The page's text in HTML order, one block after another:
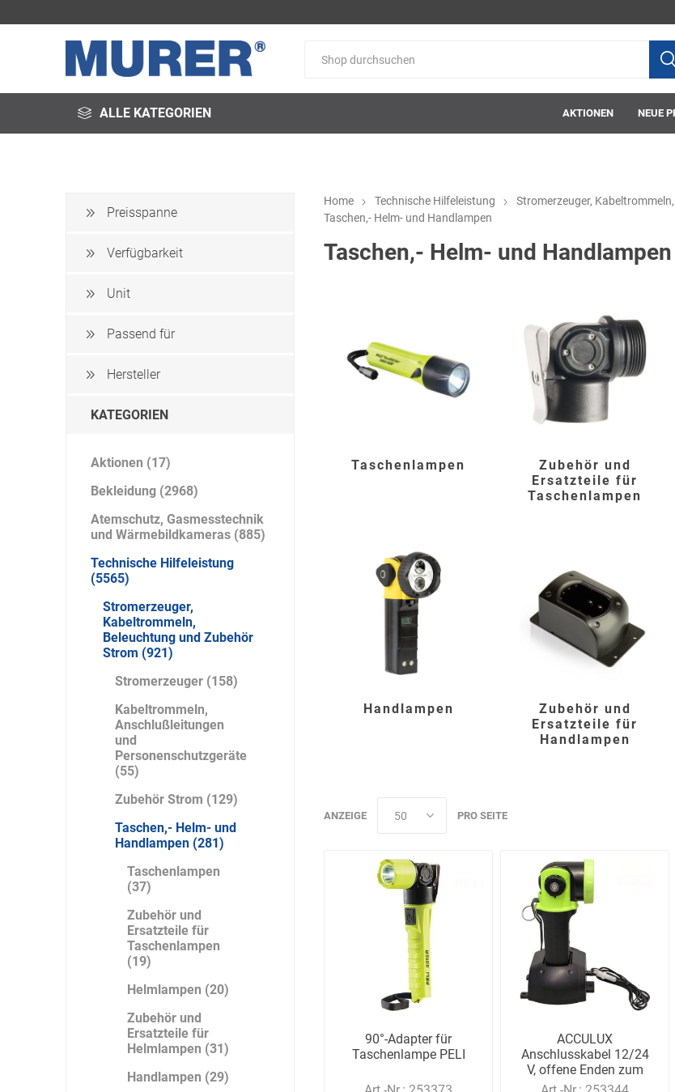
ALLE KATEGORIEN AKTIONEN NEUE
Arbeitsschutz
Alwit Asatex
automess AWG
Bako
Logistiksysteme
Beal Bender Beos Bieri
Bito Boorberg BOSCH
dreinaht
Bunkowski Bussard Büttner
Cer112 comazo contradis CRANE®
DIEFLEX Dietrich & Co.
Dirk van de
Renne
Domeyer
Home Technische Hilfeleistung
Stromerzeuger,
Taschen,- Helm- und Handlampen
Taschen,- Helm- und Handlampen
Taschenlampen
Zubehör und
Ersatzteile für
Taschenlampen
Handlampen
Zubehör und
Ersatzteile für
Handlampen
ANZEIGE PRO SEITE
90°-Adapter für
Taschenlampe PELI
ACCULUX
Anschlusskabel 12/24
V, offene Enden zum
Festanschluss
Preisspanne
Verfügbarkeit
Unit
Passend für
Hersteller
KATEGORIEN
Aktionen (17)
Bekleidung (2968)
Atemschutz, Gasmesstechnik
und Wärmebildkameras (885)
Technische Hilfeleistung
(5565)
Stromerzeuger,
Kabeltrommeln,
Beleuchtung und Zubehör
Strom (921)
Stromerzeuger (158)
Kabeltrommeln,
Anschlußleitungen
und
Personenschutzgeräte
(55)
Zubehör Strom (129)
Taschen,- Helm- und
Handlampen (281)
Taschenlampen
(37)
Zubehör und
Ersatzteile für
Taschenlampen
(19)
Helmlampen (20)
Zubehör und
Ersatzteile für
Helmlampen (31)
Handlampen (29)